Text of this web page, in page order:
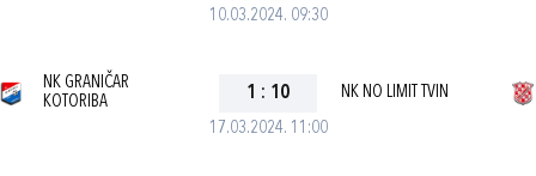
10.03.2024. 09:30
17.03.2024. 11:00
NK GRANIČAR
KOTORIBA
1 : 10 NK NO LIMIT TVIN